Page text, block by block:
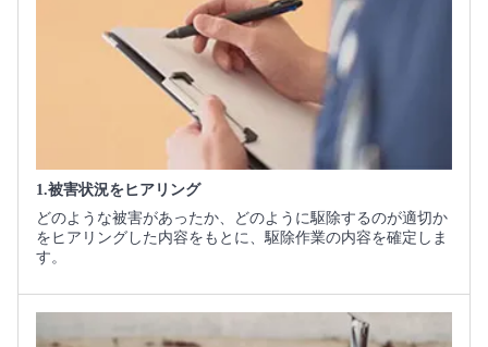
1.被害状況をヒアリング
どのような被害があったか、どのように駆除するのが適切か
をヒアリングした内容をもとに、駆除作業の内容を確定しま
す。